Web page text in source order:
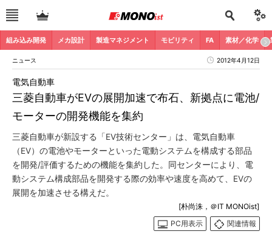
組み込み開発 メカ設計 製造マネジメント モビリティ FA 素材／化学
ニュース 2012年4月12日
三菱自動車がEVの展開加速で布石、新拠点に電池/
モーターの開発機能を集約
電気自動車
三菱自動車が新設する「EV技術センター」は、電気自動車
（EV）の電池やモーターといった電動システムを構成する部品
を開発/評価するための機能を集約した。同センターにより、電
動システム構成部品を開発する際の効率や速度を高めて、EVの
展開を加速させる構えだ。
[朴尚洙，＠IT MONOist]
PC用表示
関連情報